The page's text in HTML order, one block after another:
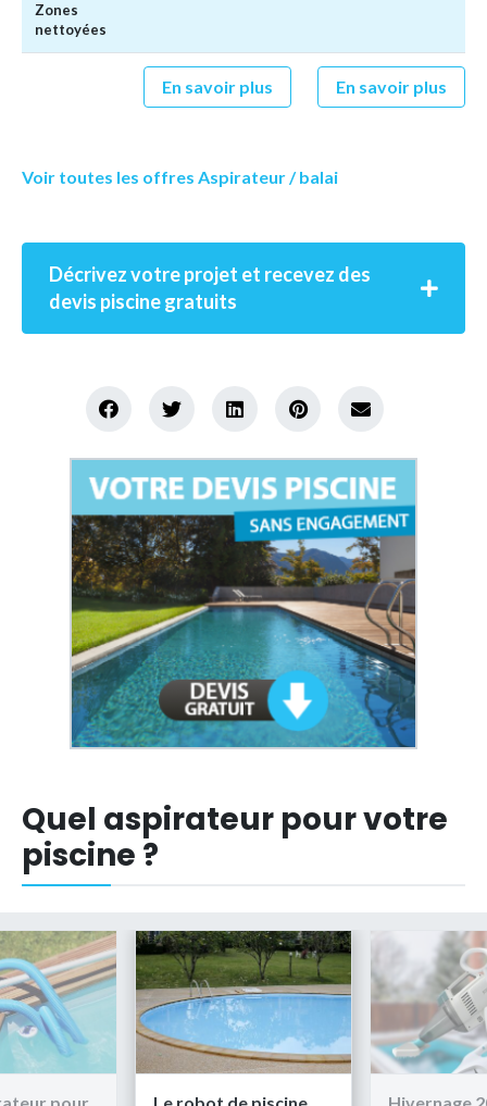
Zones
nettoyées
En savoir plus En savoir plus
Voir toutes les offres Aspirateur / balai
Décrivez votre projet et recevez des
devis piscine gratuits
Quel aspirateur pour votre
piscine ?